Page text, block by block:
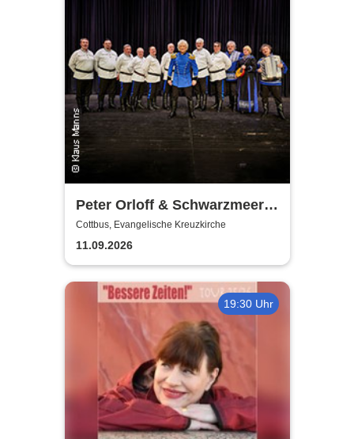
Peter Orloff & Schwarzmeer
Kosaken-Chor - Das
Wolgalied
Cottbus, Evangelische Kreuzkirche
11.09.2026
19:30 Uhr